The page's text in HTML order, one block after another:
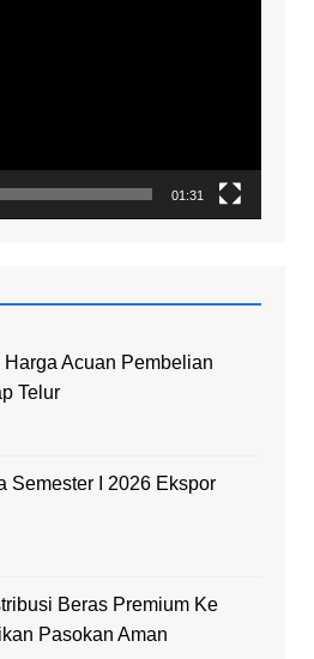
01:31
Harga Acuan Pembelian
Telur
Semester I 2026 Ekspor
Beras Premium Ke
Pasokan Aman